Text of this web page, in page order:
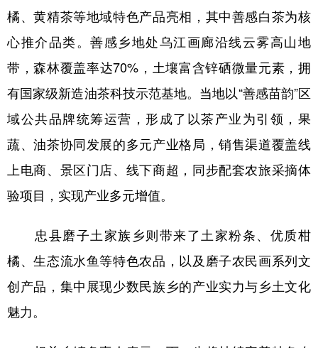
橘、黄精茶等地域特色产品亮相，其中善感白茶为核
心推介品类。善感乡地处乌江画廊沿线云雾高山地
带，森林覆盖率达70%，土壤富含锌硒微量元素，拥
有国家级新造油茶科技示范基地。当地以“善感苗韵”区
域公共品牌统筹运营，形成了以茶产业为引领，果
蔬、油茶协同发展的多元产业格局，销售渠道覆盖线
上电商、景区门店、线下商超，同步配套农旅采摘体
验项目，实现产业多元增值。
忠县磨子土家族乡则带来了土家粉条、优质柑
橘、生态流水鱼等特色农品，以及磨子农民画系列文
创产品，集中展现少数民族乡的产业实力与乡土文化
魅力。